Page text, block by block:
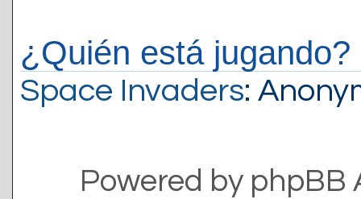
¿Quién está jugando?
Space Invaders:
Powered by